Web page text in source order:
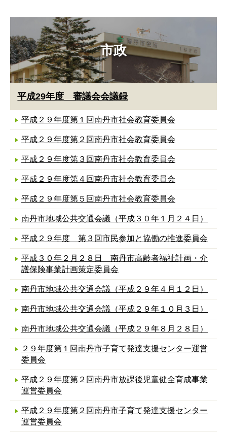
市政
平成29年度 審議会会議録
平成２９年度第１回南丹市社会教育委員会
平成２９年度第２回南丹市社会教育委員会
平成２９年度第３回南丹市社会教育委員会
平成２９年度第４回南丹市社会教育委員会
平成２９年度第５回南丹市社会教育委員会
南丹市地域公共交通会議（平成３０年１月２４日）
平成２９年度 第３回市民参加と協働の推進委員会
平成３０年２月２８日 南丹市高齢者福祉計画・介
護保険事業計画策定委員会
南丹市地域公共交通会議（平成２９年４月１２日）
南丹市地域公共交通会議（平成２９年１０月３日）
南丹市地域公共交通会議（平成２９年８月２８日）
２９年度第１回南丹市子育て発達支援センター運営
委員会
平成２９年度第２回南丹市放課後児童健全育成事業
運営委員会
平成２９年度第２回南丹市子育て発達支援センター
運営委員会